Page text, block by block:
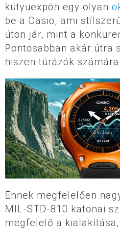
kütyüexpón egy olyan
be a Casio, ami
úton jár, mint a
Pontosabban akár útra
hiszen túrázók
Ennek megfelelően
MIL-STD-810 katonai
megfelelő a